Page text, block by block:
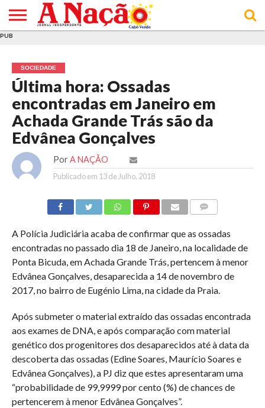
E DE
COOKIES
DE
UTILIZAÇÃO
PUB
SOCIEDADE
Última hora: Ossadas
encontradas em Janeiro em
Achada Grande Trás são da
Edvânea Gonçalves
Por A NAÇÃO
Publicado em 13 de Julho, 2018
A Polícia Judiciária acaba de confirmar que as ossadas
encontradas no passado dia 18 de Janeiro, na localidade de
Ponta Bicuda, em Achada Grande Trás, pertencem à menor
Edvânea Gonçalves, desaparecida a 14 de novembro de
2017, no bairro de Eugénio Lima, na cidade da Praia.
Após submeter o material extraído das ossadas encontrada
aos exames de DNA, e após comparação com material
genético dos progenitores dos desaparecidos até à data da
descoberta das ossadas (Edine Soares, Maurício Soares e
Edvânea Gonçalves), a PJ diz que estes apresentaram uma
“probabilidade de 99,9999 por cento (%) de chances de
pertencerem à menor Edvânea Gonçalves”.